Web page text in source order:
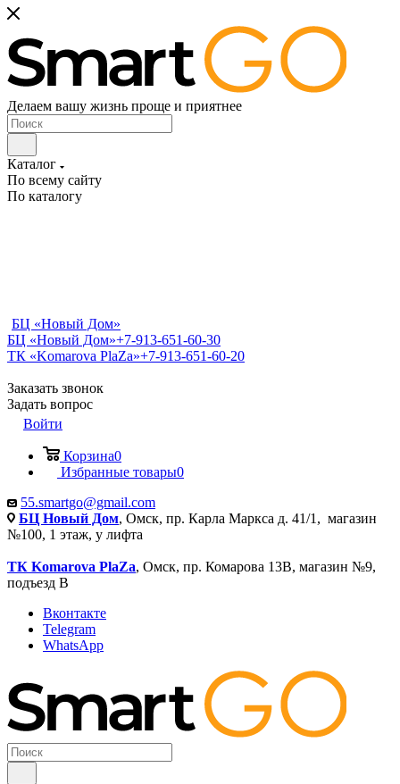
Делаем вашу жизнь проще и приятнее
Каталог
По всему сайту
По каталогу
БЦ «Новый Дом»
БЦ «Новый Дом»+7-913-651-60-30
ТК «Komarova PlaZa»+7-913-651-60-20
Заказать звонок
Задать вопрос
Войти
Корзина0
Избранные товары0
55.smartgo@gmail.com
БЦ Новый Дом, Омск, пр. Карла Маркса д. 41/1, магазин
№100, 1 этаж, у лифта
ТК Komarova PlaZa, Омск, пр. Комарова 13В, магазин №9,
подъезд В
Вконтакте
Telegram
WhatsApp